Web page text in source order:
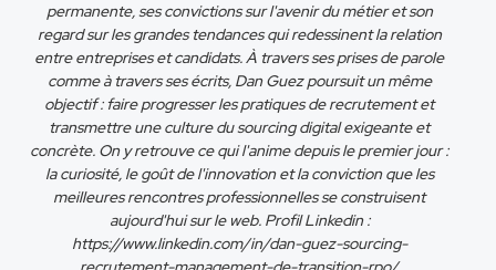
permanente, ses convictions sur l'avenir du métier et son
regard sur les grandes tendances qui redessinent la relation
entre entreprises et candidats. À travers ses prises de parole
comme à travers ses écrits, Dan Guez poursuit un même
objectif : faire progresser les pratiques de recrutement et
transmettre une culture du sourcing digital exigeante et
concrète. On y retrouve ce qui l'anime depuis le premier jour :
la curiosité, le goût de l'innovation et la conviction que les
meilleures rencontres professionnelles se construisent
aujourd'hui sur le web. Profil Linkedin :
https://www.linkedin.com/in/dan-guez-sourcing-